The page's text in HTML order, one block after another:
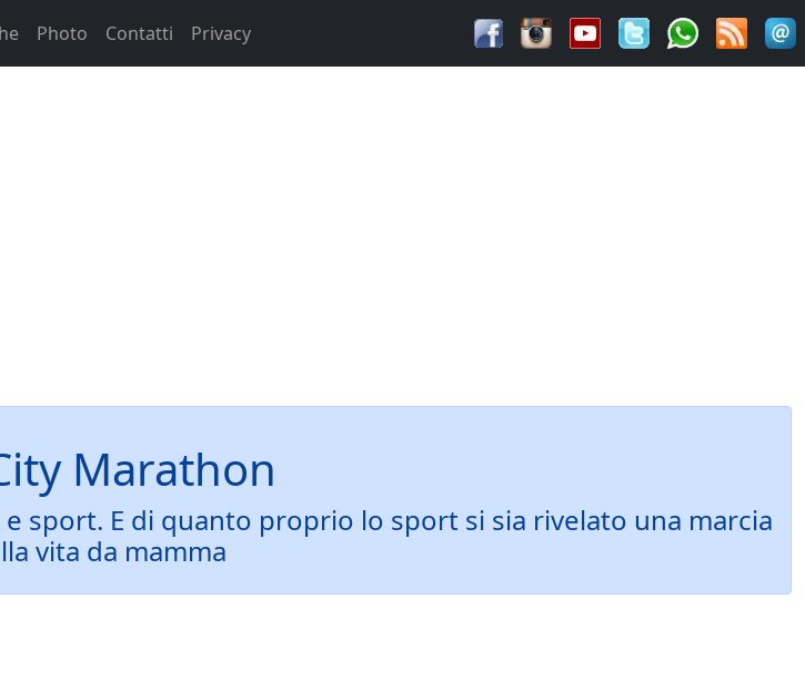
Photo Contatti Privacy
Marathon
sport. E di quanto proprio lo sport si sia rivelato una marcia
vita da mamma